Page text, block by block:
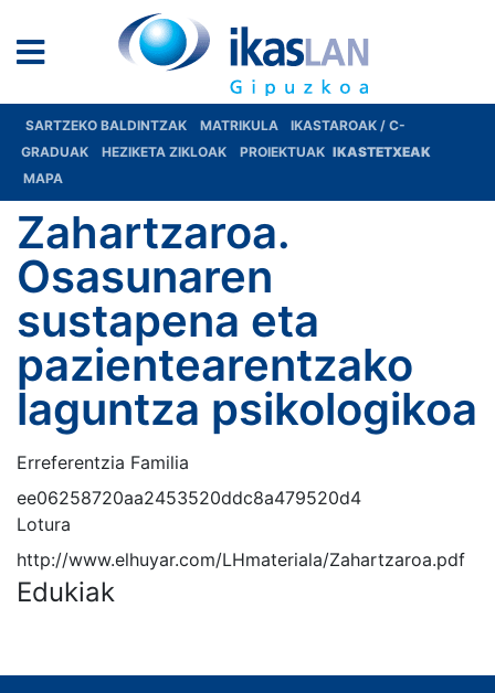
SARTZEKO BALDINTZAK MATRIKULA
IKASTAROAK / C-
GRADUAK
HEZIKETA ZIKLOAK PROIEKTUAK IKASTETXEAK
MAPA
Zahartzaroa.
Osasunaren
sustapena eta
pazientearentzako
laguntza psikologikoa
Erreferentzia Familia
ee06258720aa2453520ddc8a479520d4
Lotura
http://www.elhuyar.com/LHmateriala/Zahartzaroa.pdf
Edukiak